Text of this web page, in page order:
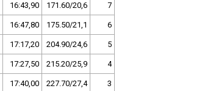
16:43,90 171.60/20,6 7
16:47,80 175.50/21,1 6
17:17,20 204.90/24,6 5
17:27,50 215.20/25,9 4
17:40,00 227.70/27,4 3